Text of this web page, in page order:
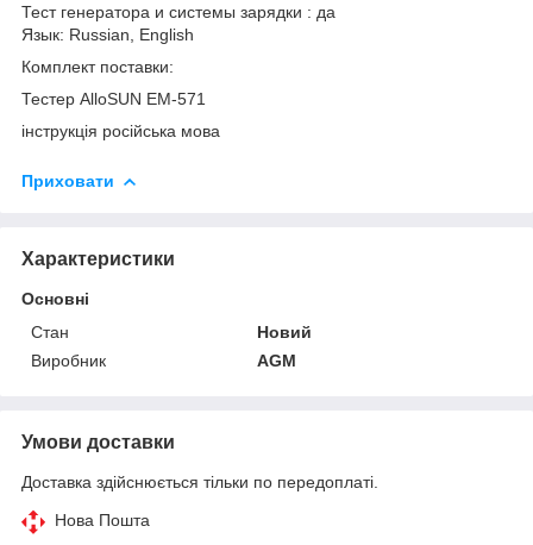
Тест генератора и системы зарядки : да
Язык: Russian, English
Комплект поставки:
Тестер AlloSUN EM-571
інструкція російська мова
Приховати
Характеристики
Основні
Стан
Новий
Виробник
AGM
Умови доставки
Доставка здійснюється тільки по передоплаті.
Нова Пошта